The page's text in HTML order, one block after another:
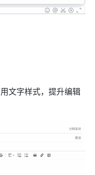
文字样式，提升编辑